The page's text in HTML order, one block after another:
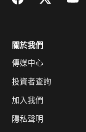
關於我們
傳媒中心
投資者查詢
加入我們
隱私聲明